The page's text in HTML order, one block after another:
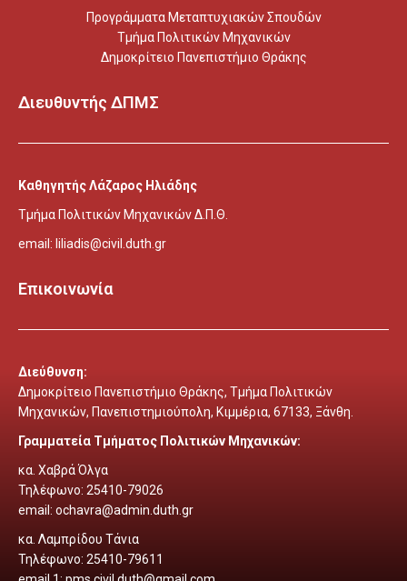
Προγράμματα Μεταπτυχιακών Σπουδών
Τμήμα Πολιτικών Μηχανικών
Δημοκρίτειο Πανεπιστήμιο Θράκης
Διευθυντής ΔΠΜΣ
Καθηγητής Λάζαρος Ηλιάδης
Τμήμα Πολιτικών Μηχανικών Δ.Π.Θ.
email: liliadis@civil.duth.gr
Επικοινωνία
Διεύθυνση:
Δημοκρίτειο Πανεπιστήμιο Θράκης, Τμήμα Πολιτικών
Μηχανικών, Πανεπιστημιούπολη, Κιμμέρια, 67133, Ξάνθη.
Γραμματεία Τμήματος Πολιτικών Μηχανικών:
κα. Χαβρά Όλγα
Τηλέφωνο: 25410-79026
email: ochavra@admin.duth.gr
κα. Λαμπρίδου Τάνια
Τηλέφωνο: 25410-79611